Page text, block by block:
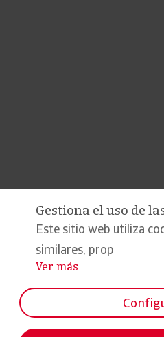
Gestiona el uso de
Este sitio web utiliza
similares, prop
...
Ver más